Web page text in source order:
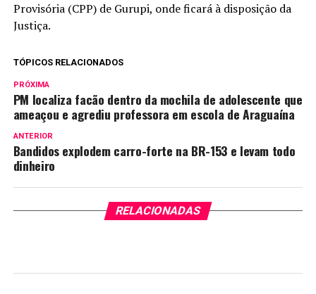
Provisória (CPP) de Gurupi, onde ficará à disposição da
Justiça.
TÓPICOS RELACIONADOS
PRÓXIMA
PM localiza facão dentro da mochila de adolescente que
ameaçou e agrediu professora em escola de Araguaína
ANTERIOR
Bandidos explodem carro-forte na BR-153 e levam todo
dinheiro
RELACIONADAS